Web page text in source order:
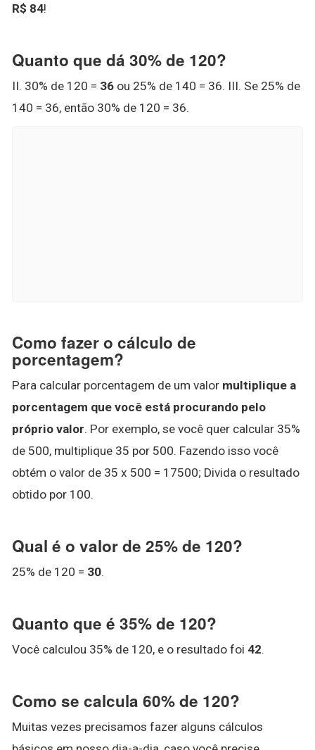
R$ 84!
Quanto que dá 30% de 120?
II. 30% de 120 = 36 ou 25% de 140 = 36. III. Se 25% de
140 = 36, então 30% de 120 = 36.
Como fazer o cálculo de
porcentagem?
Para calcular porcentagem de um valor multiplique a
porcentagem que você está procurando pelo
próprio valor. Por exemplo, se você quer calcular 35%
de 500, multiplique 35 por 500. Fazendo isso você
obtém o valor de 35 x 500 = 17500; Divida o resultado
obtido por 100.
Qual é o valor de 25% de 120?
25% de 120 = 30.
Quanto que é 35% de 120?
Você calculou 35% de 120, e o resultado foi 42.
Como se calcula 60% de 120?
Muitas vezes precisamos fazer alguns cálculos